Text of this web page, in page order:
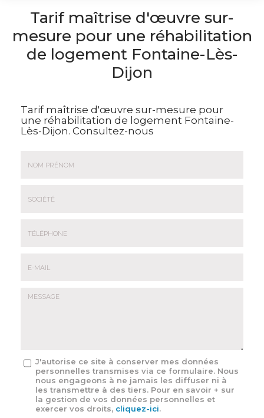
Tarif maîtrise d'œuvre sur-
mesure pour une réhabilitation
de logement Fontaine-Lès-
Dijon
Tarif maîtrise d'œuvre sur-mesure pour
une réhabilitation de logement Fontaine-
Lès-Dijon. Consultez-nous
Message
J'autorise ce site à conserver mes données
personnelles transmises via ce formulaire. Nous
nous engageons à ne jamais les diffuser ni à
les transmettre à des tiers. Pour en savoir + sur
la gestion de vos données personnelles et
exercer vos droits, cliquez-ici.